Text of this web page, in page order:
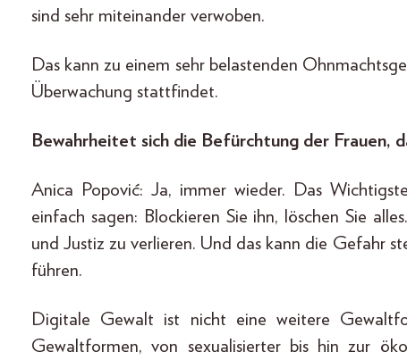
sind sehr miteinander verwoben.
Das kann zu einem sehr belastenden
Überwachung stattfindet.
Bewahrheitet sich die Befürchtung der Frauen,
Anica Popović: Ja, immer wieder. Das
einfach sagen: Blockieren Sie ihn, löschen Sie
und Justiz zu verlieren. Und das kann die Gefahr
führen.
Digitale Gewalt ist nicht eine weitere
Gewaltformen, von sexualisierter bis hin zur